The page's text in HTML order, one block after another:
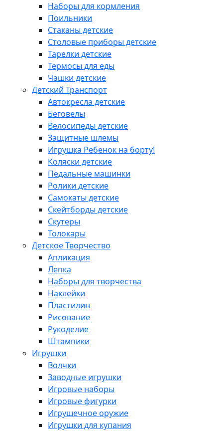
Наборы для кормления
Поильники
Стаканы детские
Столовые приборы детские
Тарелки детские
Термосы для еды
Чашки детские
Детский Транспорт
Автокресла детские
Беговелы
Велосипеды детские
Защитные шлемы
Игрушка Ребенок на борту!
Коляски детские
Педальные машинки
Ролики детские
Самокаты детские
Скейтборды детские
Скутеры
Толокары
Детское Творчество
Апликация
Лепка
Наборы для творчества
Наклейки
Пластилин
Рисование
Рукоделие
Штампики
Игрушки
Волчки
Заводные игрушки
Игровые наборы
Игровые фигурки
Игрушечное оружие
Игрушки для купания